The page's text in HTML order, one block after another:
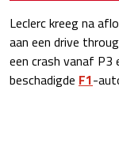
Leclerc kreeg na
aan een drive
een crash vanaf P3
beschadigde F1-